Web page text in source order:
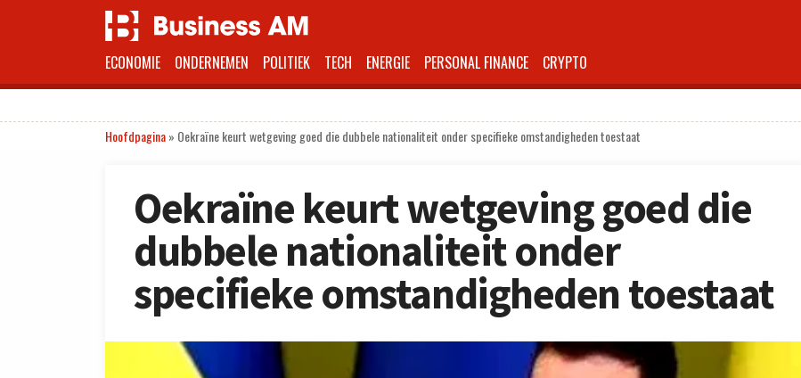
ECONOMIE ONDERNEMEN POLITIEK TECH ENERGIE PERSONAL FINANCE CRYPTO
Hoofdpagina» Oekraïne keurt wetgeving goed die dubbele nationaliteit onder specifieke omstandigheden toestaat
Oekraïne keurt wetgeving goed die
dubbele nationaliteit onder
specifieke omstandigheden toestaat